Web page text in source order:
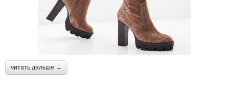
читать дальше →